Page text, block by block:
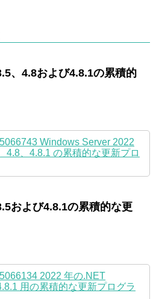
、4.8および4.8.1の累積的
Windows Server 2022
4.8、4.8.1 の累積的な更新プロ
および4.8.1の累積的な更
2022 年の.NET
用の累積的な更新プログラ